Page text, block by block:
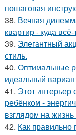
пошаговая
38. Вечная
квартир - куда
39. Элегантный
стиль.
40. Оптимальные
идеальный
41. Этот интерьер
ребёнком -
взглядом на жизнь
42. Как правильно